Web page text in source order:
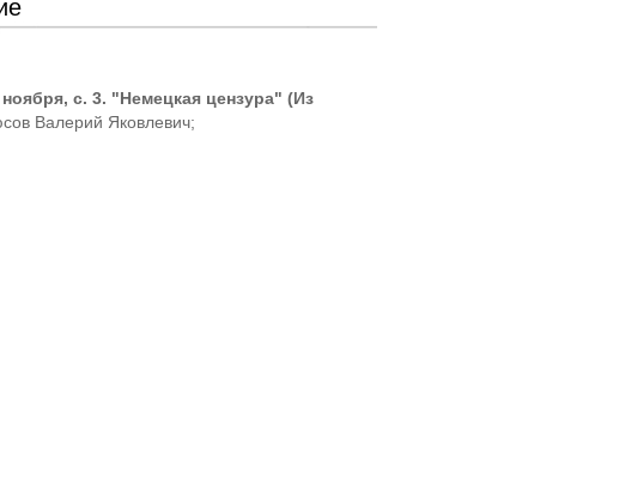
с. 3. "Немецкая цензура" (Из
Валерий Яковлевич;